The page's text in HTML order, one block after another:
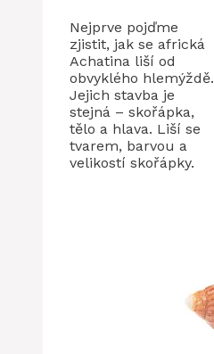
Nejprve pojďme
zjistit, jak se africká
Achatina liší od
obvyklého hlemýždě.
Jejich stavba je
stejná – skořápka,
tělo a hlava. Liší se
tvarem, barvou a
velikostí skořápky.